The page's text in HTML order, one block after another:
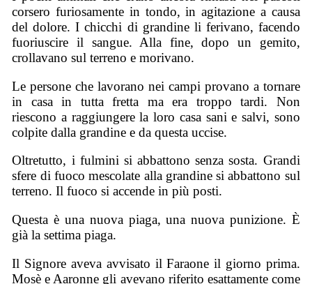
corsero furiosamente in tondo, in agitazione a causa
del dolore. I chicchi di grandine li ferivano, facendo
fuoriuscire il sangue. Alla fine, dopo un gemito,
crollavano sul terreno e morivano.
Le persone che lavorano nei campi provano a tornare
in casa in tutta fretta ma era troppo tardi. Non
riescono a raggiungere la loro casa sani e salvi, sono
colpite dalla grandine e da questa uccise.
Oltretutto, i fulmini si abbattono senza sosta. Grandi
sfere di fuoco mescolate alla grandine si abbattono sul
terreno. Il fuoco si accende in più posti.
Questa è una nuova piaga, una nuova punizione. È
già la settima piaga.
Il Signore aveva avvisato il Faraone il giorno prima.
Mosè e Aaronne gli avevano riferito esattamente come